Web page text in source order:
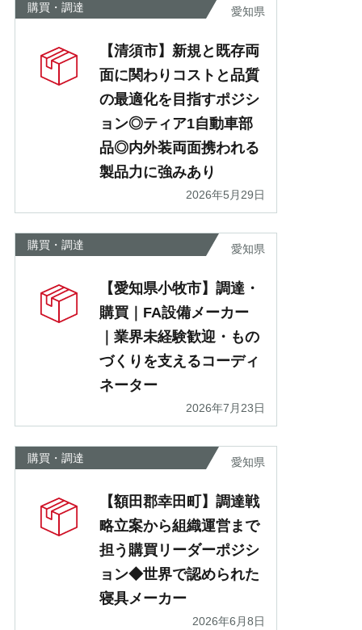
購買・調達 愛知県
【清須市】新規と既存両
面に関わりコストと品質
の最適化を目指すポジシ
ョン◎ティア1自動車部
品◎内外装両面携われる
製品力に強みあり
2026年5月29日
購買・調達 愛知県
【愛知県小牧市】調達・
購買｜FA設備メーカー
｜業界未経験歓迎・もの
づくりを支えるコーディ
ネーター
2026年7月23日
購買・調達 愛知県
【額田郡幸田町】調達戦
略立案から組織運営まで
担う購買リーダーポジシ
ョン◆世界で認められた
寝具メーカー
2026年6月8日